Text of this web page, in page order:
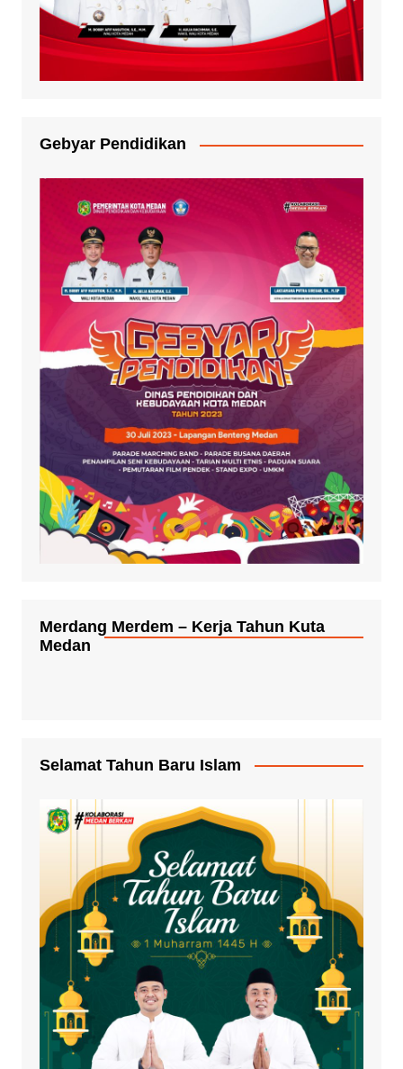
Gebyar Pendidikan
Merdang Merdem – Kerja Tahun Kuta
Medan
Selamat Tahun Baru Islam